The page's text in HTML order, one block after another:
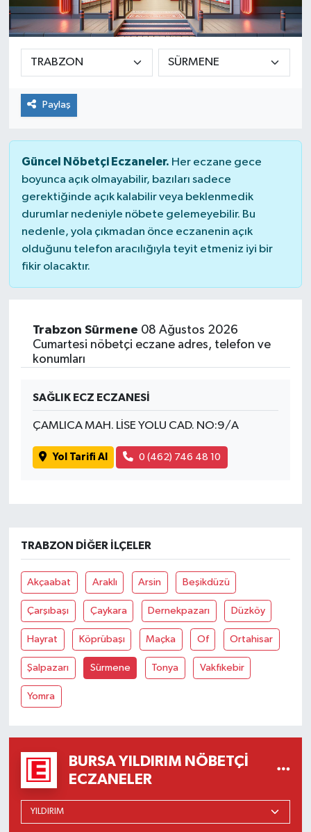
Paylaş
Güncel Nöbetçi Eczaneler. Her eczane gece
boyunca açık olmayabilir, bazıları sadece
gerektiğinde açık kalabilir veya beklenmedik
durumlar nedeniyle nöbete gelemeyebilir. Bu
nedenle, yola çıkmadan önce eczanenin açık
olduğunu telefon aracılığıyla teyit etmeniz iyi bir
fikir olacaktır.
Trabzon Sürmene 08 Ağustos 2026
Cumartesi nöbetçi eczane adres, telefon ve
konumları
SAĞLIK ECZ ECZANESİ
ÇAMLICA MAH. LİSE YOLU CAD. NO:9/A
Yol Tarifi Al 0 (462) 746 48 10
TRABZON DIĞER İLÇELER
Akçaabat Araklı Arsin Beşikdüzü
Çarşıbaşı Çaykara Dernekpazarı Düzköy
Hayrat Köprübaşı Maçka Of Ortahisar
Şalpazarı Sürmene Tonya Vakfıkebir
Yomra
BURSA YILDIRIM NÖBETÇI
ECZANELER